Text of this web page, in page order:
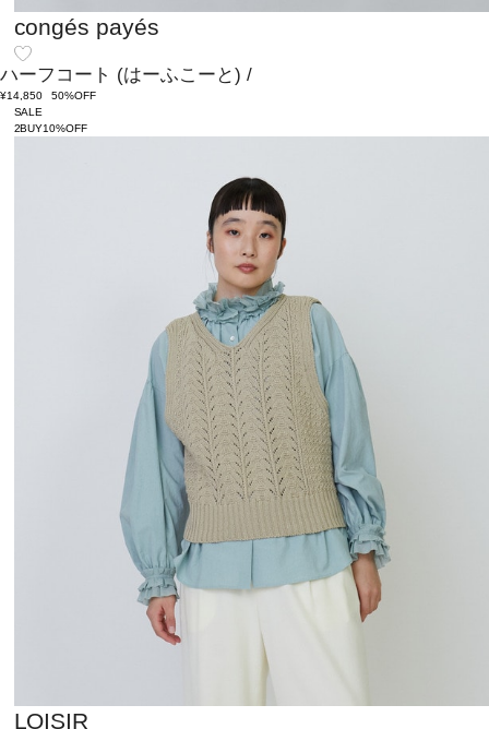
congés payés
ハーフコート (はーふこーと) /
¥14,850
50%OFF
SALE
2BUY10%OFF
LOISIR